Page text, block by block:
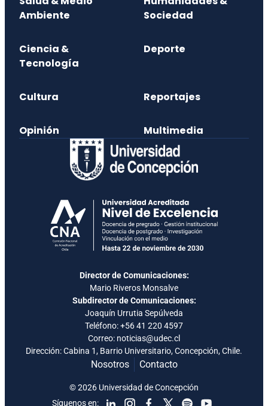
Ambiente
Sociedad
Ciencia &
Tecnología
Deporte
Cultura Reportajes
Opinión Multimedia
Director de Comunicaciones:
Mario Riveros Monsalve
Subdirector de Comunicaciones:
Joaquín Urrutia Sepúlveda
Teléfono:+56 41 220 4597
Correo: noticias@udec.cl
Dirección: Cabina 1, Barrio Universitario, Concepción, Chile.
Nosotros Contacto
Síguenos en:
© 2026 Universidad de Concepción